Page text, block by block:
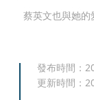
蔡英文也與她
發布時間：
更新時間：